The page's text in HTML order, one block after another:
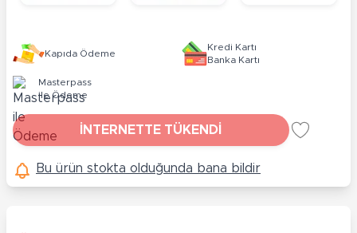
Kapıda Ödeme
Kredi Kartı
Banka Kartı
Masterpass
ile Ödeme
İNTERNETTE TÜKENDİ
Bu ürün stokta olduğunda bana bildir